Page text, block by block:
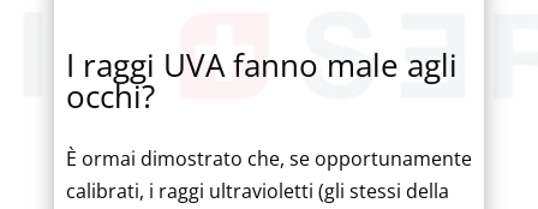
I raggi UVA fanno male agli
occhi?
È ormai dimostrato che, se opportunamente
calibrati, i raggi ultravioletti (gli stessi della